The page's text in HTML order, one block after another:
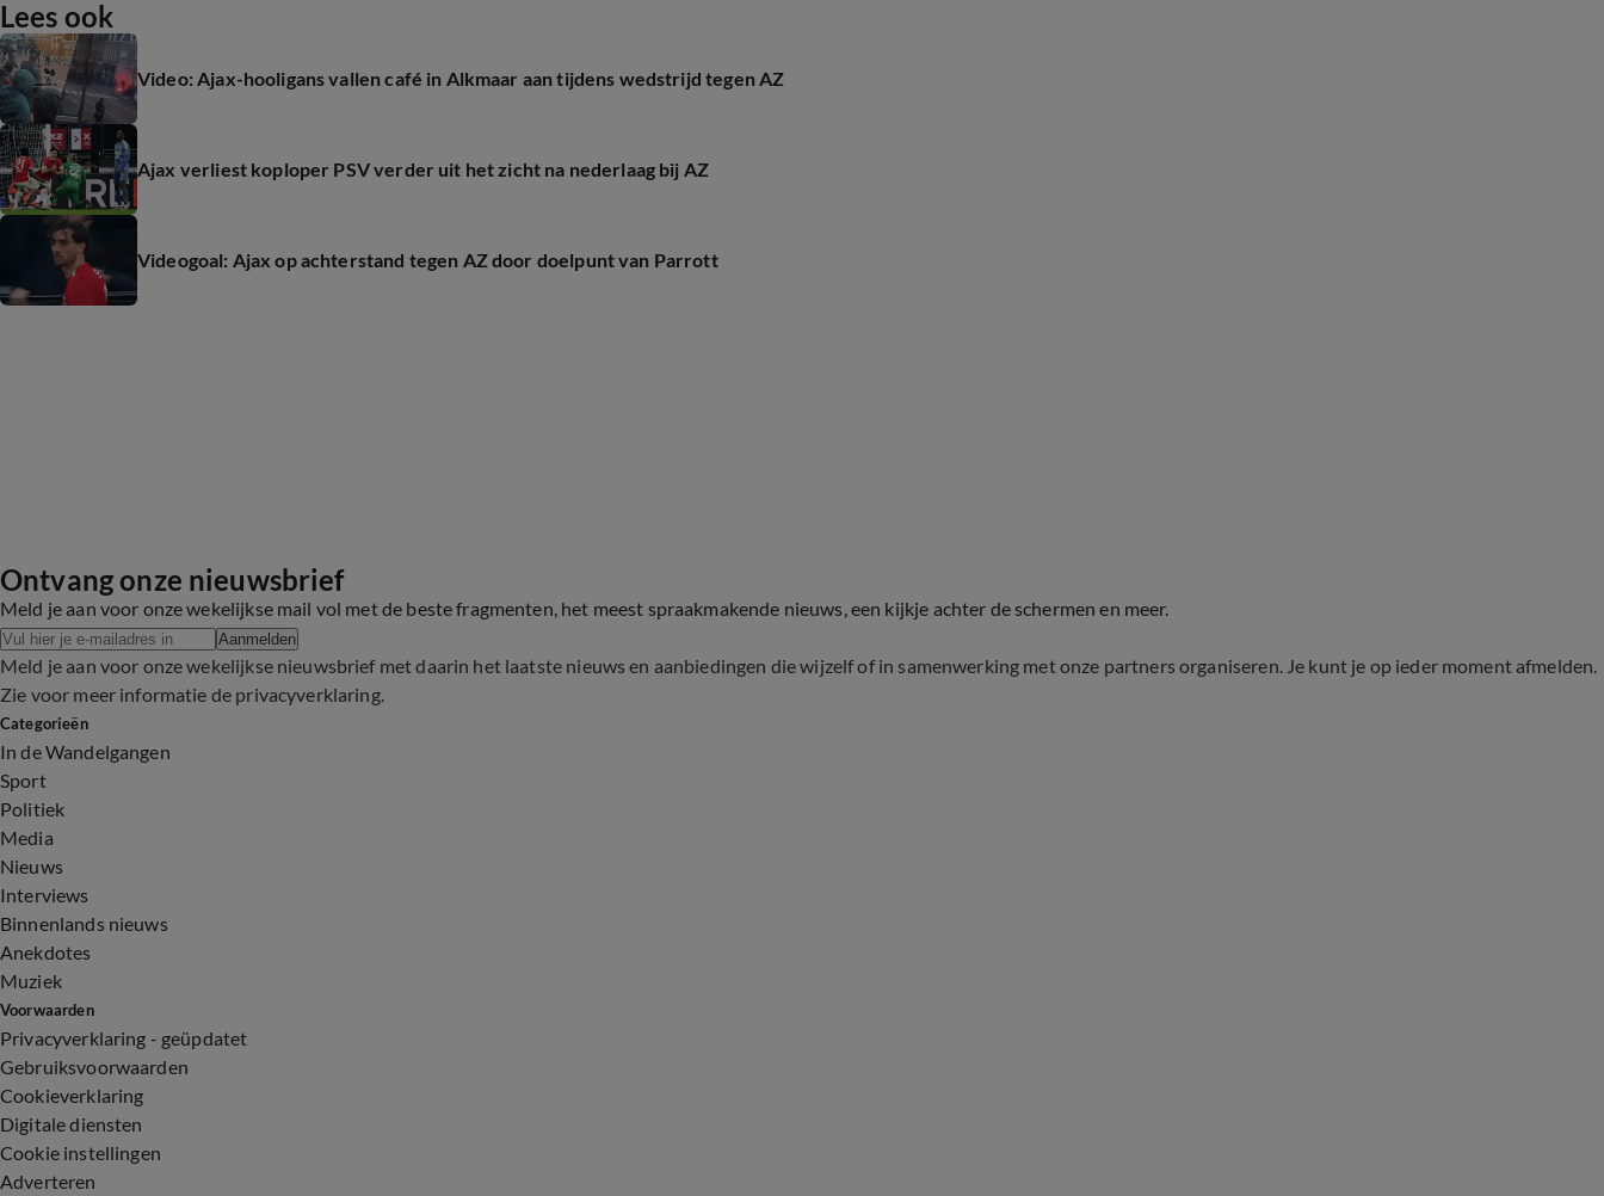
Lees ook
Video: Ajax-hooligans vallen café in Alkmaar aan tijdens wedstrijd tegen AZ
Ajax verliest koploper PSV verder uit het zicht na nederlaag bij AZ
Videogoal: Ajax op achterstand tegen AZ door doelpunt van Parrott
Ontvang onze nieuwsbrief
Meld je aan voor onze wekelijkse mail vol met de beste fragmenten, het meest spraakmakende nieuws, een kijkje achter de schermen en meer.
Aanmelden
Meld je aan voor onze wekelijkse nieuwsbrief met daarin het laatste nieuws en aanbiedingen die wijzelf of in samenwerking met onze partners organiseren. Je kunt je op ieder moment afmelden.
Zie voor meer informatie de privacyverklaring.
Categorieën
In de Wandelgangen
Sport
Politiek
Media
Nieuws
Interviews
Binnenlands nieuws
Anekdotes
Muziek
Voorwaarden
Privacyverklaring - geüpdatet
Gebruiksvoorwaarden
Cookieverklaring
Digitale diensten
Cookie instellingen
Adverteren